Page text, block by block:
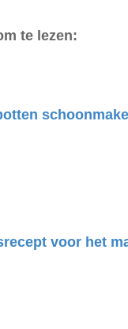
te lezen:
voor het